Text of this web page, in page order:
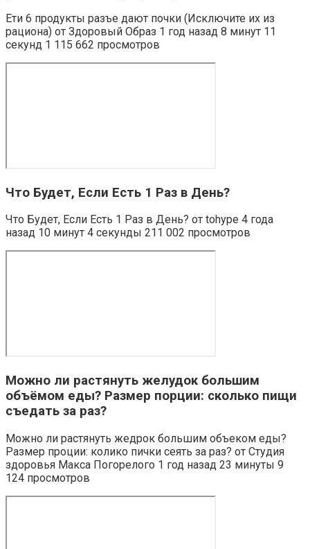
Ети 6 продукты разъе дают почки (Исключите их из
рациона) от Здоровый Образ 1 год назад 8 минут 11
секунд 1 115 662 просмотров
Что Будет, Если Есть 1 Раз в День?
Что Будет, Если Есть 1 Раз в День? от tohype 4 года
назад 10 минут 4 секунды 211 002 просмотров
Можно ли растянуть желудок большим
объёмом еды? Размер порции: сколько пищи
съедать за раз?
Можно ли растянуть жедрок большим объеком еды?
Размер проции: колико пички сеять за раз? от Студия
здоровья Макса Погорелого 1 год назад 23 минуты 9
124 просмотров